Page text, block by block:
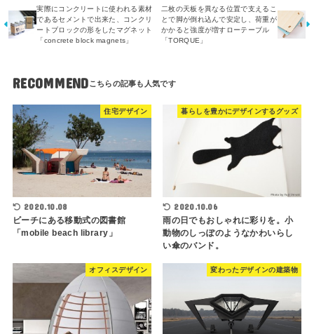
実際にコンクリートに使われる素材
であるセメントで出来た、コンクリ
ートブロックの形をしたマグネット
「concrete block magnets」
二枚の天板を異なる位置で支えるこ
とで脚が倒れ込んで安定し、荷重が
かかると強度が増すローテーブル
「TORQUE」
RECOMMEND
住宅デザイン
2020.10.08
ビーチにある移動式の図書館
「mobile beach library」
暮らしを豊かにデザインするグッズ
2020.10.06
雨の日でもおしゃれに彩りを。小
動物のしっぽのようなかわいらし
い傘のバンド。
オフィスデザイン 変わったデザインの建築物